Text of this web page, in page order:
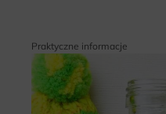
Praktyczne informacje